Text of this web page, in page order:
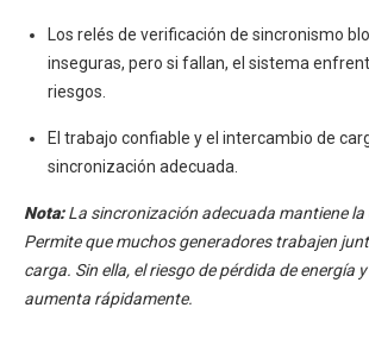
Los relés de verificación de sincronismo
inseguras, pero si fallan, el sistema
riesgos.
El trabajo confiable y el intercambio de
sincronización adecuada.
Nota:La sincronización adecuada mantiene
Permite que muchos generadores trabajen
carga. Sin ella, el riesgo de pérdida de energía
aumenta rápidamente.